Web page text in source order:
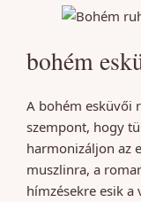
bohém
A bohém esküvői
szempont, hogy
harmonizáljon az
muszlinra, a
hímzésekre esik a